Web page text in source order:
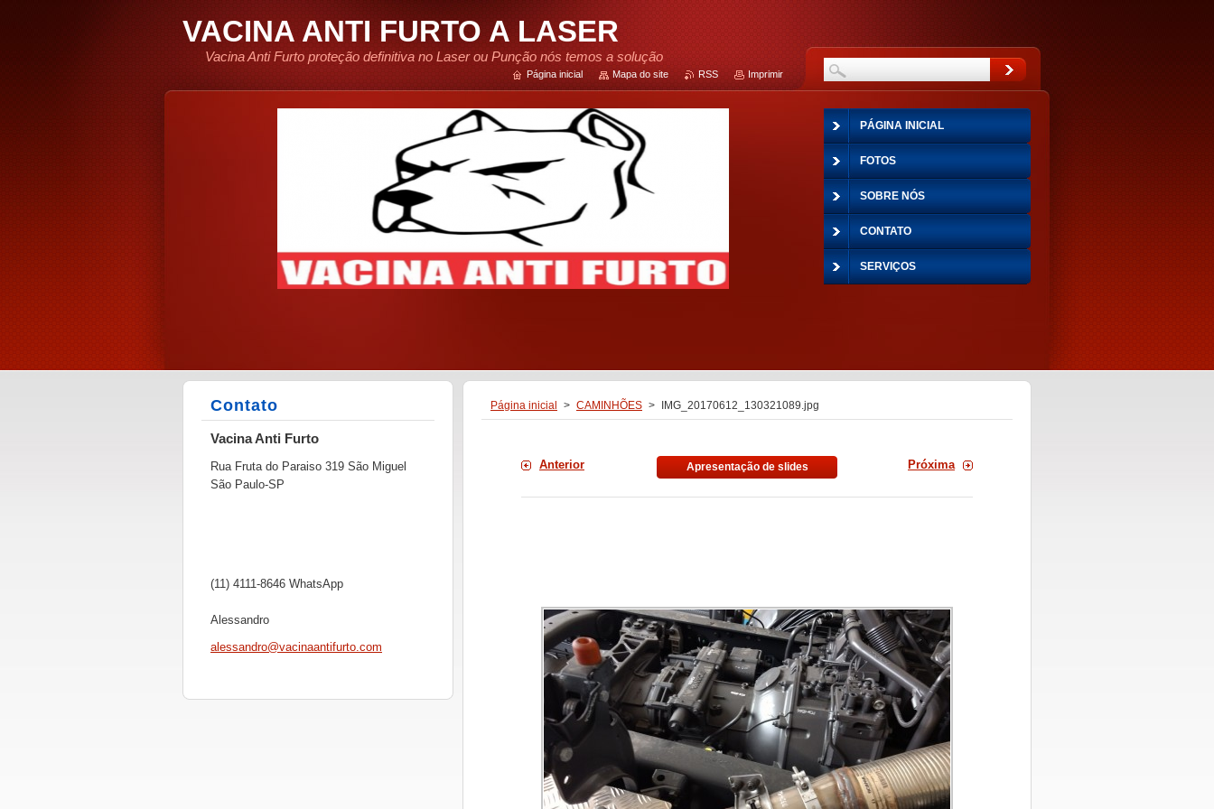
VACINA ANTI FURTO A LASER
Vacina Anti Furto proteção definitiva no Laser ou Punção nós temos a solução
Página inicial > CAMINHÕES > IMG_20170612_130321089.jpg
Anterior Apresentação de slides Próxima
Contato
Vacina Anti Furto
Rua Fruta do Paraiso 319 São Miguel
São Paulo-SP
(11) 4111-8646 WhatsApp
Alessandro
alessandro@vacinaantifurto.com
PÁGINA INICIAL
FOTOS
SOBRE NÓS
CONTATO
SERVIÇOS
Página inicial Mapa do site RSS Imprimir